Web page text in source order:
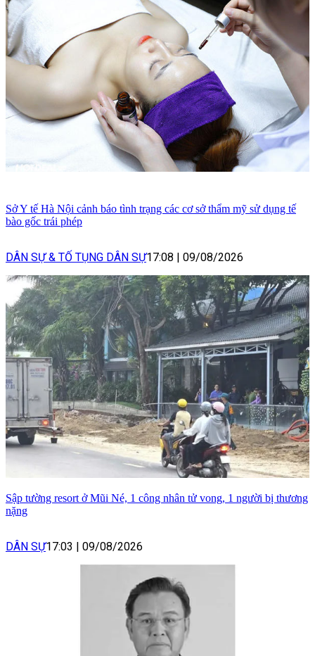
Sở Y tế Hà Nội cảnh báo tình trạng các cơ sở thẩm mỹ sử dụng tế
bào gốc trái phép
DÂN SỰ & TỐ TỤNG DÂN SỰ17:08 09/08/2026
Sập tường resort ở Mũi Né, 1 công nhân tử vong, 1 người bị thương
nặng
DÂN SỰ17:03 09/08/2026